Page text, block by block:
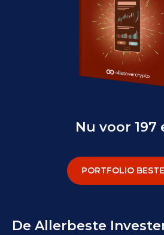
De Allerbeste
Nu voor 197
PORTFOLIO